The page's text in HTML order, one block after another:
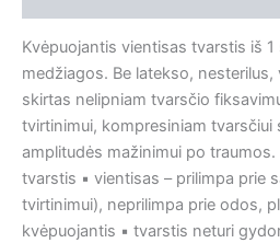
Kvėpuojantis vientisas tvarstis iš
medžiagos. Be latekso,
skirtas nelipniam tvarsčio
tvirtinimui, kompresiniam tvarsčiui
amplitudės mažinimui po
tvarstis ▪ vientisas – prilimpa prie
tvirtinimui), neprilimpa prie odos,
kvėpuojantis ▪ tvarstis neturi